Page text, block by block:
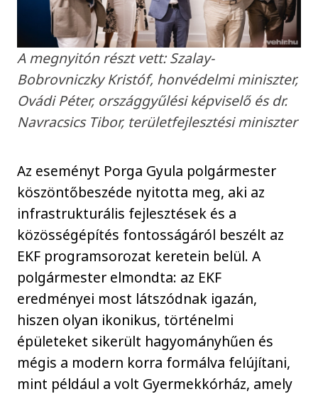
A megnyitón részt vett: Szalay-
Bobrovniczky Kristóf, honvédelmi miniszter,
Ovádi Péter, országgyűlési képviselő és dr.
Navracsics Tibor, területfejlesztési miniszter
Az eseményt Porga Gyula polgármester
köszöntőbeszéde nyitotta meg, aki az
infrastrukturális fejlesztések és a
közösségépítés fontosságáról beszélt az
EKF programsorozat keretein belül. A
polgármester elmondta: az EKF
eredményei most látszódnak igazán,
hiszen olyan ikonikus, történelmi
épületeket sikerült hagyományhűen és
mégis a modern korra formálva felújítani,
mint például a volt Gyermekkórház, amely